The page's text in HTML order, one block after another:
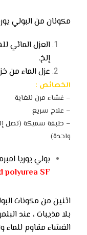
مكونان من البولي
العزل المائي
إلخ.
عزل الماء من
الخصائص :
– غشاء مرن للغاية
– علاج سريع
واحدة)
بولي يوريا
polyurea SF
اثنين من مكونات
بلا مذيبات ، عند
الغشاء مقاوم للماء